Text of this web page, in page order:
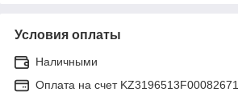
Условия оплаты
Наличными
Оплата на счет